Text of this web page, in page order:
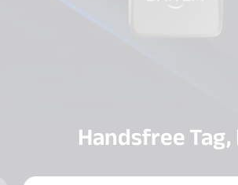
Handsfree Tag,